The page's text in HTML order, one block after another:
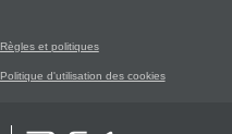
Règles et politiques
Politique d'utilisation des cookies